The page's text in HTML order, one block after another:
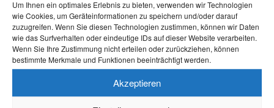
Um Ihnen ein optimales Erlebnis zu bieten, verwenden wir Technologien
wie Cookies, um Geräteinformationen zu speichern und/oder darauf
zuzugreifen. Wenn Sie diesen Technologien zustimmen, können wir Daten
wie das Surfverhalten oder eindeutige IDs auf dieser Website verarbeiten.
Wenn Sie Ihre Zustimmung nicht erteilen oder zurückziehen, können
bestimmte Merkmale und Funktionen beeinträchtigt werden.
Akzeptieren
Referrer URL
Hostname des zugreifenden Rechners
Uhrzeit der Serveranfrage